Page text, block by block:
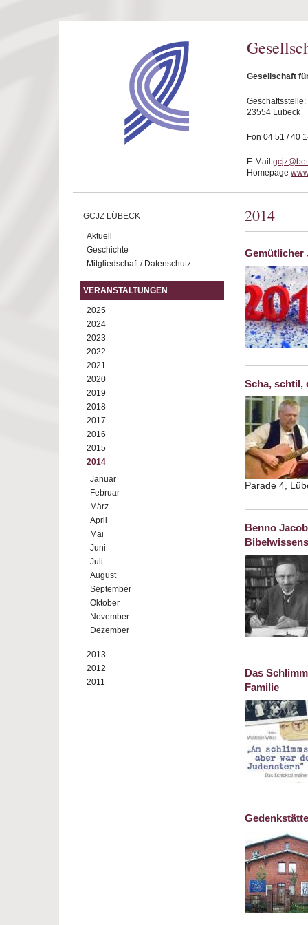
Gesellschaft
23554 Lübeck
Fon 04 51 / 40
E-Mail
Homepage
GCJZ LÜBECK
Aktuell
Geschichte
Mitgliedschaft / Datenschutz
VERANSTALTUNGEN
2025
2024
2023
2022
2021
2020
2019
2018
2017
2016
2015
2014
Januar
Februar
März
April
Mai
Juni
Juli
August
September
Oktober
November
Dezember
2013
2012
2011
2014
Gemütlicher
Scha, schtil,
Parade 4,
Benno
Das
Familie